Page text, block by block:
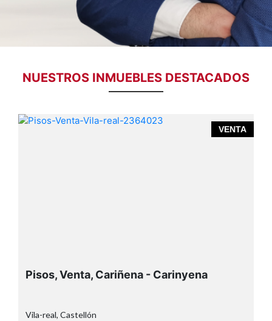
NUESTROS INMUEBLES DESTACADOS
VENTA
Pisos, Venta, Cariñena - Carinyena
Vila-real, Castellón